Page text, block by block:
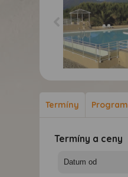
Termíny
Program
Termíny a ceny